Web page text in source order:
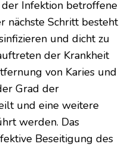
Infektion betroffene
nächste Schritt besteht
und dicht zu
der Krankheit
von Karies und
Grad der
und eine weitere
werden. Das
Beseitigung des